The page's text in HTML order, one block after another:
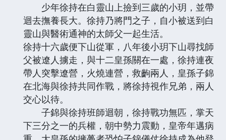
少年徐持在白靈山上撿到三歲的小玥，並帶
迴去撫養長大。徐持乃將門之子，自小被送到白
靈山與醫術通神的太師父一起生活。
徐持十六歲便下山從軍，八年後小玥下山尋找師
父被遼人擄走，與十二皇孫關在一處，徐持連夜
帶人突擊遼營，火燒連營，救齣兩人，皇孫子錦
在北海與徐持共同作戰，將徐持視作兄弟，兩人
交心以待。
子錦與徐持班師迴朝，徐持戰功無匹，掌天
下三分之一的兵權，朝中勢力震動，皇帝年邁病